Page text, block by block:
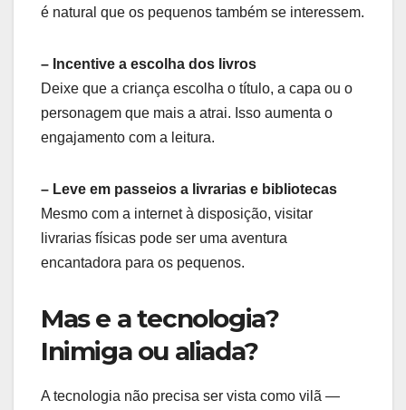
é natural que os pequenos também se interessem.
– Incentive a escolha dos livros
Deixe que a criança escolha o título, a capa ou o
personagem que mais a atrai. Isso aumenta o
engajamento com a leitura.
– Leve em passeios a livrarias e bibliotecas
Mesmo com a internet à disposição, visitar
livrarias físicas pode ser uma aventura
encantadora para os pequenos.
Mas e a tecnologia?
Inimiga ou aliada?
A tecnologia não precisa ser vista como vilã —